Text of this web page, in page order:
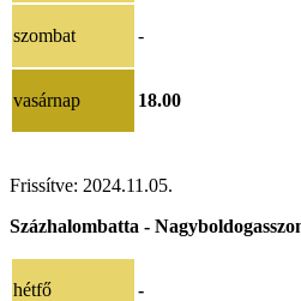
szombat -
vasárnap 18.00
Frissítve: 2024.11.05.
Százhalombatta -
hétfő -